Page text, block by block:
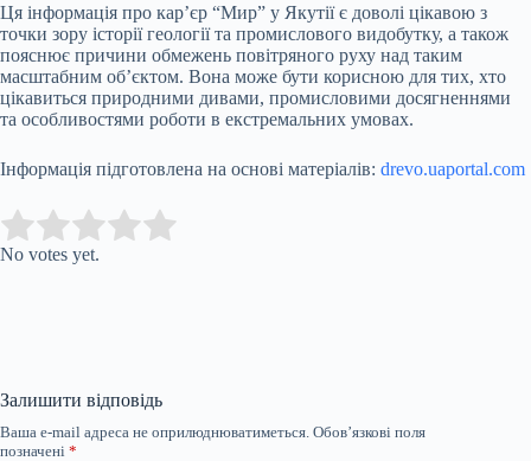
Ця інформація про кар’єр “Мир” у Якутії є доволі цікавою з
точки зору історії геології та промислового видобутку, а також
пояснює причини обмежень повітряного руху над таким
масштабним об’єктом. Вона може бути корисною для тих, хто
цікавиться природними дивами, промисловими досягненнями
та особливостями роботи в екстремальних умовах.
Інформація підготовлена на основі матеріалів: drevo.uaportal.com
Rate this item:
No votes yet.
Залишити відповідь
Ваша e-mail адреса не оприлюднюватиметься. Обов’язкові поля
позначені *